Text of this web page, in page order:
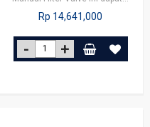
Rp 14,641,000